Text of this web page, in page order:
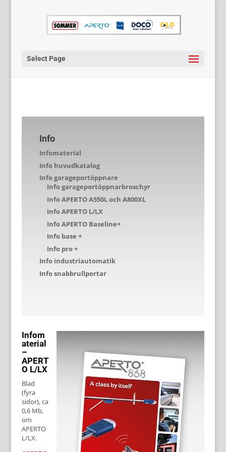
Select Page
Info
Infomaterial
Info huvudkatalog
Info garageportöppnare
Info garageportöppnarbroschyr
Info APERTO A550L och A800XL
Info APERTO L/LX
Info APERTO Baseline+
Info base +
Info pro +
Info industriautomatik
Info snabbrullportar
Infom
aterial
–
APERT
O L/LX
Blad
(fyra
sidor), ca
0,6 Mb,
om
APERTO
L/LX.